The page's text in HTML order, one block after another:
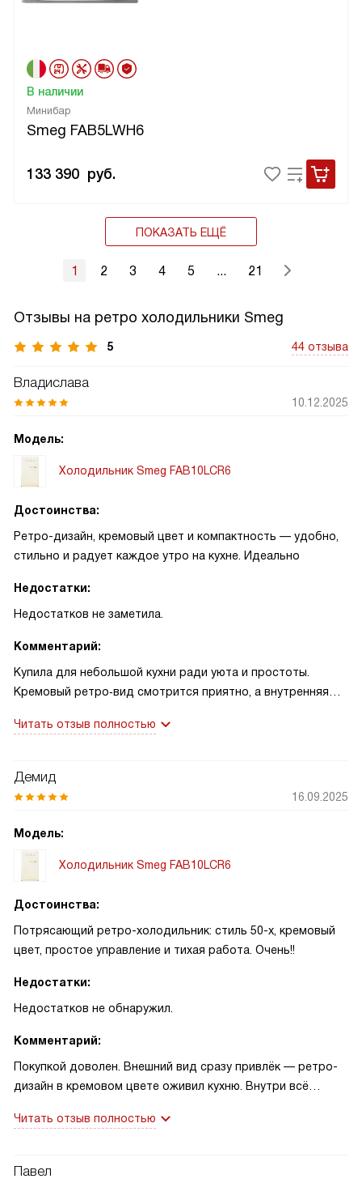
Минибар
Smeg FAB5LWH6
В наличии
133 390 руб.
ПОКАЗАТЬ ЕЩЁ
1 2 3 4 5 ... 21
Отзывы на ретро холодильники Smeg
5 44 отзыва
Владислава
10.12.2025
Модель:
Холодильник Smeg FAB10LCR6
Достоинства:
Ретро-дизайн, кремовый цвет и компактность — удобно,
стильно и радует каждое утро на кухне. Идеально
Недостатки:
Недостатков не заметила.
Комментарий:
Купила для небольшой кухни ради уюта и простоты.
Кремовый ретро‑вид смотрится приятно, а внутренняя
Морозилка сверху вмещает нужные запасы, но ручное
торт на полку для бутылок — он сохранился идеально!
Ещё храню баночки с вареньем от бабушки.
Читать отзыв полностью
Демид
16.09.2025
Модель:
Холодильник Smeg FAB10LCR6
Достоинства:
Потрясающий ретро-холодильник: стиль 50-х, кремовый
цвет, простое управление и тихая работа. Очень!!
Недостатки:
Недостатков не обнаружил.
Комментарий:
Покупкой доволен. Внешний вид сразу привлёк — ретро-
дизайн в кремовом цвете оживил кухню. Внутри всё
найти продукты, а уровень шума почти не слышен.
температура стабильна. Ещё случай: привёз продукты с
Читать отзыв полностью
Павел